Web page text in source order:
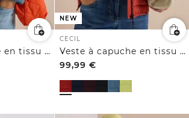
Veste à capuche en tissu Scuba et matières mélangées
NEW
CECIL
Veste à capuche en tissu Scuba et matières mélangées
99,99 €